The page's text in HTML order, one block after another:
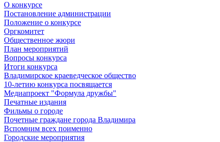
О конкурсе
Постановление администрации
Положение о конкурсе
Оргкомитет
Общественное жюри
План мероприятий
Вопросы конкурса
Итоги конкурса
Владимирское краеведческое общество
10-летию конкурса посвящается
Медиапроект "Формула дружбы"
Печатные издания
Фильмы о городе
Почетные граждане города Владимира
Вспомним всех поименно
Городские мероприятия